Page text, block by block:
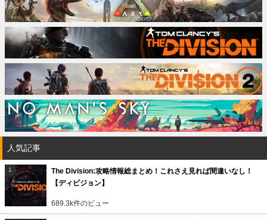
人気記事
The Division:攻略情報総まとめ！これさえ見れば間違いなし！
【ディビジョン】
689.3k件のビュー